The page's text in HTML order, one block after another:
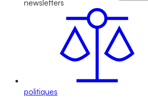
newsletters
politiques